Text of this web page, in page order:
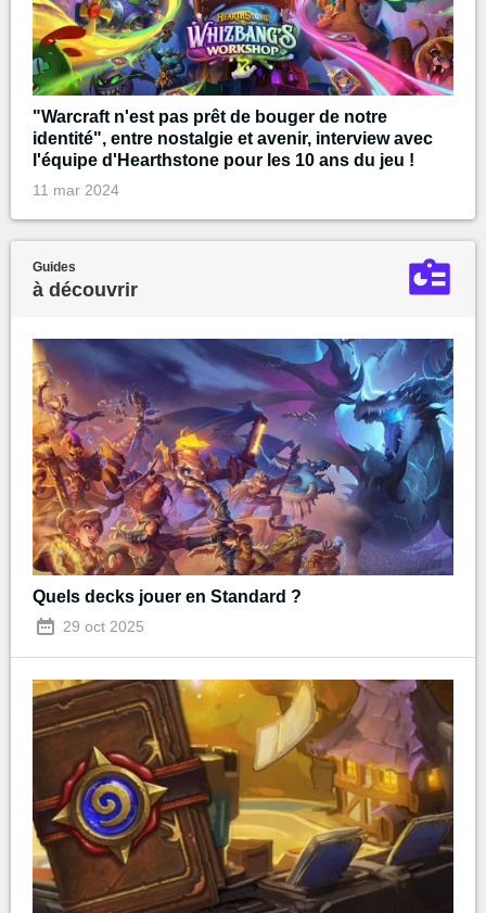
"Warcraft n'est pas prêt de bouger de notre
identité", entre nostalgie et avenir, interview avec
l'équipe d'Hearthstone pour les 10 ans du jeu !
11 mar 2024
Guides
à découvrir
Quels decks jouer en Standard ?
29 oct 2025